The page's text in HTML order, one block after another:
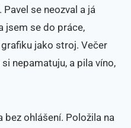
se neozval a já
jsem se do práce,
jako stroj. Večer
nepamatuju, a pila víno,
bez ohlášení. Položila na